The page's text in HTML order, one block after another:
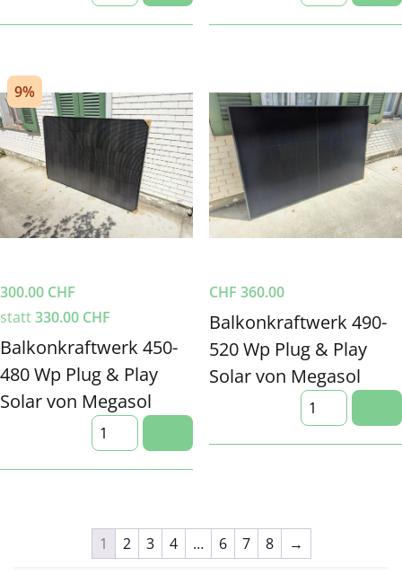
9%
300.00 CHF
statt330.00 CHF
Balkonkraftwerk 450-
480 Wp Plug & Play
Solar von Megasol
CHF 360.00
Balkonkraftwerk 490-
520 Wp Plug & Play
Solar von Megasol
1 2 3 4 … 6 7 8 →